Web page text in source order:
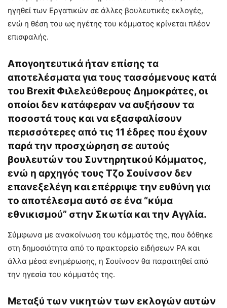
ηγηθεί των Εργατικών σε άλλες βουλευτικές εκλογές,
ενώ η θέση του ως ηγέτης του κόμματος κρίνεται πλέον
επισφαλής.
Απογοητευτικά ήταν επίσης τα
αποτελέσματα για τους τασσόμενους κατά
του Brexit Φιλελεύθερους Δημοκράτες, οι
οποίοι δεν κατάφεραν να αυξήσουν τα
ποσοστά τους και να εξασφαλίσουν
περισσότερες από τις 11 έδρες που έχουν
παρά την προσχώρηση σε αυτούς
βουλευτών του Συντηρητικού Κόμματος,
ενώ η αρχηγός τους Τζο Σουίνσον δεν
επανεξελέγη και επέρριψε την ευθύνη για
το αποτέλεσμα αυτό σε ένα “κύμα
εθνικισμού” στην Σκωτία και την Αγγλία.
Σύμφωνα με ανακοίνωση του κόμματός της, που δόθηκε
στη δημοσιότητα από το πρακτορείο ειδήσεων PA και
άλλα μέσα ενημέρωσης, η Σουίνσον θα παραιτηθεί από
την ηγεσία του κόμματός της.
Μεταξύ των νικητών των εκλογών αυτών